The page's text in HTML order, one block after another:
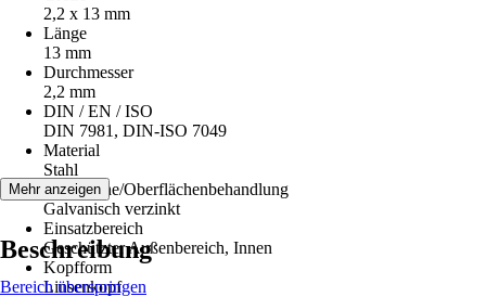
2,2 x 13 mm
Länge
13 mm
Durchmesser
2,2 mm
DIN / EN / ISO
DIN 7981, DIN-ISO 7049
Material
Stahl
Oberfläche/Oberflächenbehandlung
Galvanisch verzinkt
Einsatzbereich
Geschützter Außenbereich, Innen
Kopfform
Linsenkopf
Mehr anzeigen
Beschreibung
Bereich überspringen